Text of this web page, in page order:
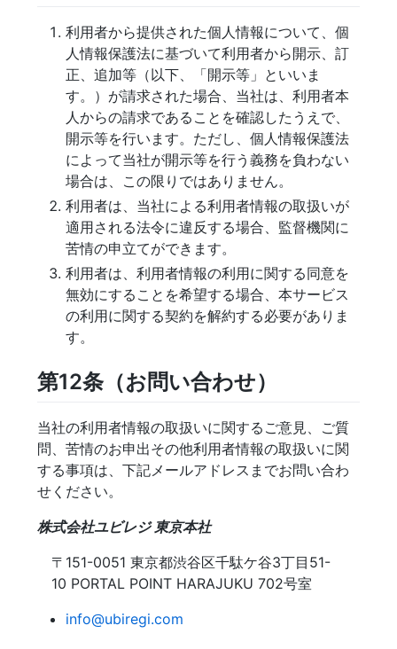
利用者から提供された個人情報について、個
人情報保護法に基づいて利用者から開示、訂
正、追加等（以下、「開示等」といいま
す。）が請求された場合、当社は、利用者本
人からの請求であることを確認したうえで、
開示等を行います。ただし、個人情報保護法
によって当社が開示等を行う義務を負わない
場合は、この限りではありません。
利用者は、当社による利用者情報の取扱いが
適用される法令に違反する場合、監督機関に
苦情の申立てができます。
利用者は、利用者情報の利用に関する同意を
無効にすることを希望する場合、本サービス
の利用に関する契約を解約する必要がありま
す。
第12条（お問い合わせ）
当社の利用者情報の取扱いに関するご意見、ご質
問、苦情のお申出その他利用者情報の取扱いに関
する事項は、下記メールアドレスまでお問い合わ
せください。
株式会社ユビレジ 東京本社
〒151-0051 東京都渋谷区千駄ケ谷3丁目51-
10 PORTAL POINT HARAJUKU 702号室
info@ubiregi.com